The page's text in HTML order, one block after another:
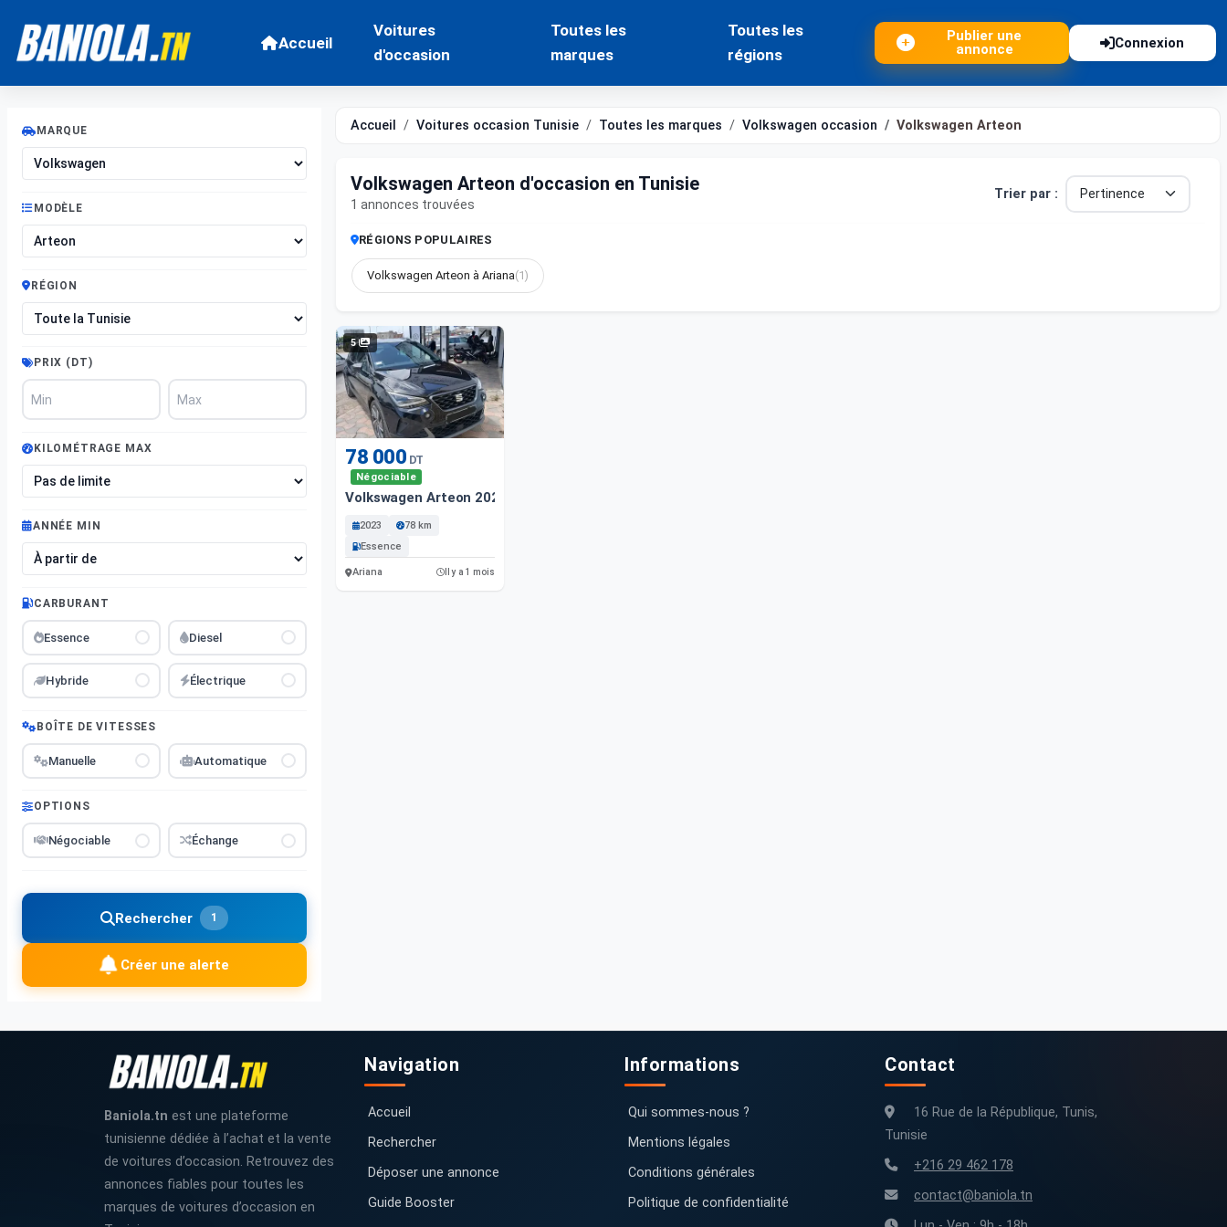
Accueil
Voitures
d'occasion
Toutes les
marques
Toutes les
régions
Publier une
annonce
Connexion
MARQUE
MODÈLE
RÉGION
PRIX (DT)
KILOMÉTRAGE MAX
ANNÉE MIN
CARBURANT
Essence Diesel
Hybride Électrique
BOÎTE DE VITESSES
Manuelle Automatique
OPTIONS
Négociable Échange
Rechercher 1
Créer une alerte
Accueil Voitures occasion Tunisie Toutes les marques Volkswagen occasion Volkswagen Arteon
Volkswagen Arteon d'occasion en Tunisie
1 annonces trouvées
Trier par :
RÉGIONS POPULAIRES
Volkswagen Arteon à Ariana(1)
5
78 000 DT
Négociable
Volkswagen Arteon 2023 78 Km
2023
78 km
Essence
Ariana Il y a 1 mois
Baniola.tn est une plateforme
tunisienne dédiée à l’achat et la vente
de voitures d’occasion. Retrouvez des
annonces fiables pour toutes les
marques de voitures d’occasion en
Navigation
Accueil
Rechercher
Déposer une annonce
Guide Booster
Informations
Qui sommes-nous ?
Mentions légales
Conditions générales
Politique de confidentialité
Contact
16 Rue de la République, Tunis,
Tunisie
+216 29 462 178
contact@baniola.tn